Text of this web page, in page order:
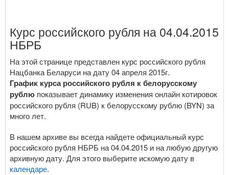
Курс российского рубля на 04.04.2015
НБРБ
На этой странице представлен курс российского рубля
Нацбанка Беларуси на дату 04 апреля 2015г.
График курса российского рубля к белорусскому
рублю показывает динамику изменения онлайн котировок
российского рубля (RUB) к белорусскому рублю (BYN) за
много лет.
В нашем архиве вы всегда найдете официальный курс
российского рубля НБРБ на 04.04.2015 и на любую другую
архивную дату. Для этого выберите искомую дату в
календаре.